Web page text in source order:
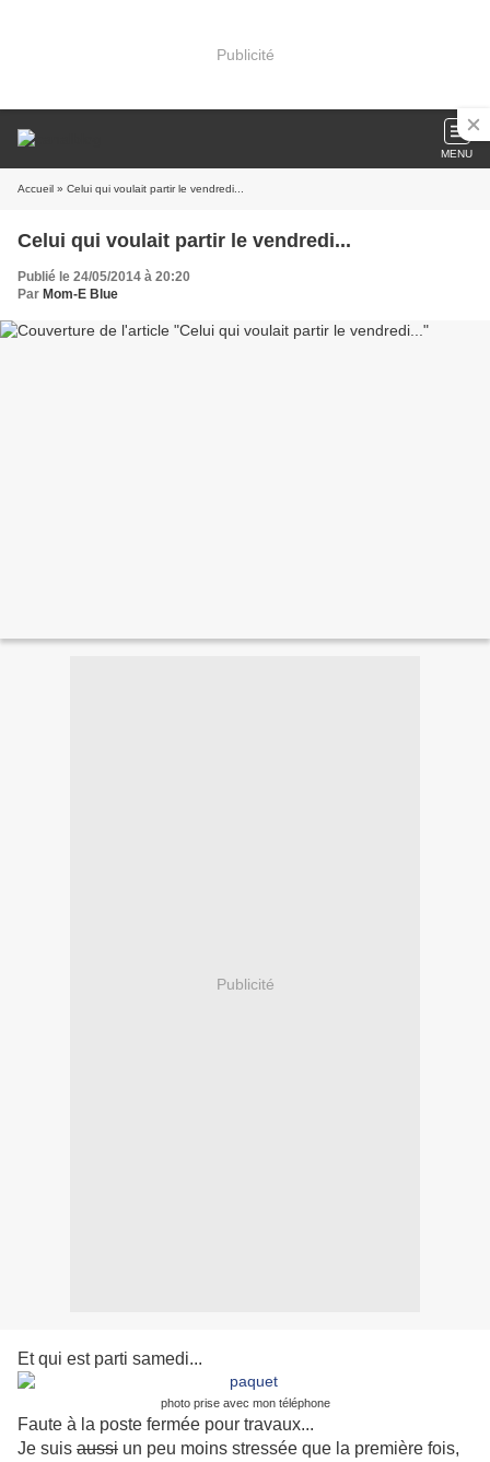
Publicité
MENU
Accueil » Celui qui voulait partir le vendredi...
Celui qui voulait partir le vendredi...
Publié le 24/05/2014 à 20:20
Par Mom-E Blue
Publicité
Et qui est parti samedi...
photo prise avec mon téléphone
Faute à la poste fermée pour travaux...
Je suis aussi un peu moins stressée que la première fois,